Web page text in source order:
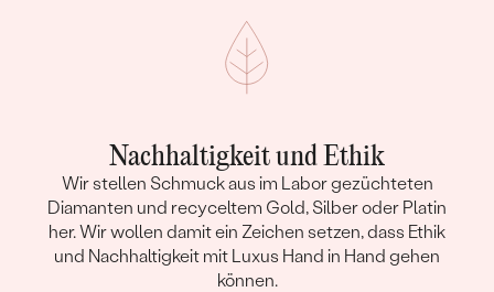
Nachhaltigkeit und Ethik
Wir stellen Schmuck aus im Labor gezüchteten
Diamanten und recyceltem Gold, Silber oder Platin
her. Wir wollen damit ein Zeichen setzen, dass Ethik
und Nachhaltigkeit mit Luxus Hand in Hand gehen
können.